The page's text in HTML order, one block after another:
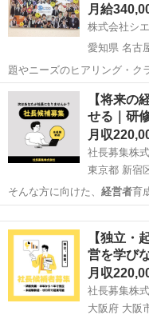
営者の厚い信頼を受け、…
月給
株式会社シ
愛知県 名古
題やニーズのヒアリング・ク
的な採用計画の立案・…
愛知 名古屋市 代理
【将来の
せる｜研
月収
社長募集株
東京都 新宿
そんな方に向けた、 経営者育
経営者
【独立・
営を学び
月収
社長募集株
大阪府 大阪